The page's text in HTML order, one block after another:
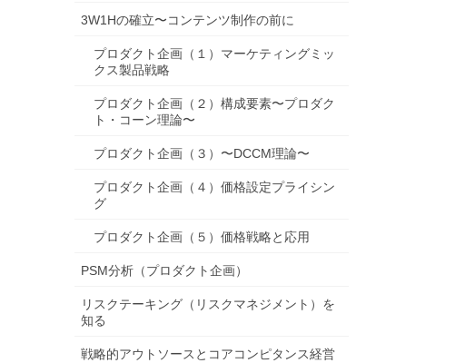
3W1Hの確立〜コンテンツ制作の前に
プロダクト企画（１）マーケティングミッ
クス製品戦略
プロダクト企画（２）構成要素〜プロダク
ト・コーン理論〜
プロダクト企画（３）〜DCCM理論〜
プロダクト企画（４）価格設定プライシン
グ
プロダクト企画（５）価格戦略と応用
PSM分析（プロダクト企画）
リスクテーキング（リスクマネジメント）を
知る
戦略的アウトソースとコアコンピタンス経営